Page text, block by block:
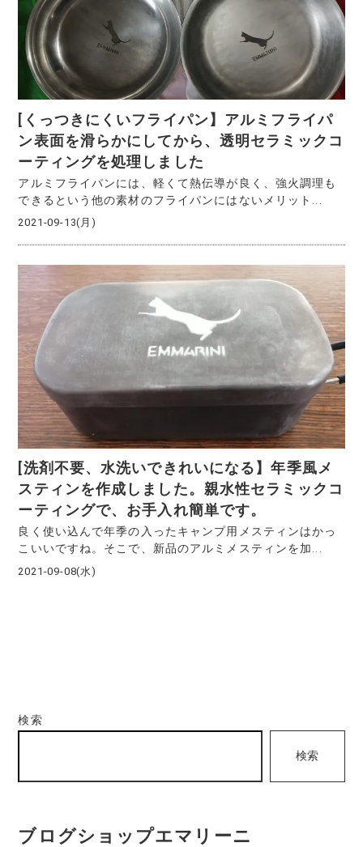
[くっつきにくいフライパン】アルミフライパ
ン表面を滑らかにしてから、透明セラミックコ
ーティングを処理しました
アルミフライパンには、軽くて熱伝導が良く、強火調理も
できるという他の素材のフライパンにはないメリット...
2021-09-13(月)
[洗剤不要、水洗いできれいになる】年季風メ
スティンを作成しました。親水性セラミックコ
ーティングで、お手入れ簡単です。
良く使い込んで年季の入ったキャンプ用メスティンはかっ
こいいですね。そこで、新品のアルミメスティンを加...
2021-09-08(水)
検索
検索
ブログショップエマリーニ